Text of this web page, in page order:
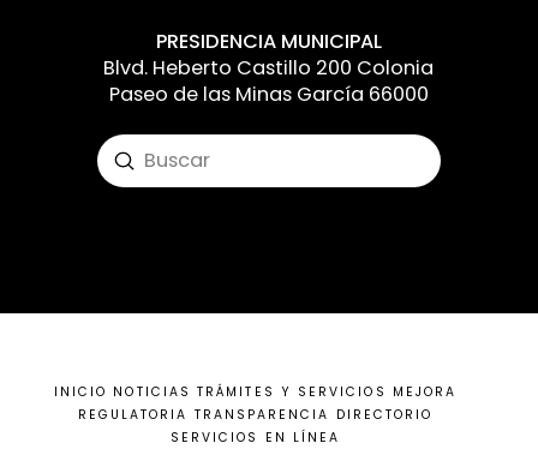
PRESIDENCIA MUNICIPAL
Blvd. Heberto Castillo 200 Colonia
Paseo de las Minas García 66000
Search
Submit
INICIO NOTICIAS TRÁMITES Y SERVICIOS MEJORA
REGULATORIA TRANSPARENCIA DIRECTORIO
SERVICIOS EN LÍNEA